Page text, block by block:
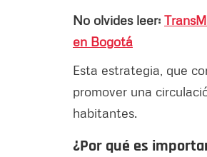
No olvides leer:
en Bogotá
Esta estrategia, que
promover una
habitantes.
¿Por qué es